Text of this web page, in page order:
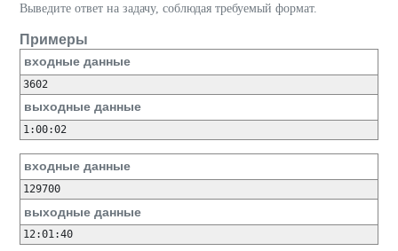
Выведите ответ на задачу, соблюдая требуемый формат.
Примеры
входные данные
выходные данные
входные данные
выходные данные